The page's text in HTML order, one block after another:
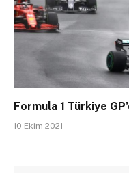
Formula 1 Türkiye
10 Ekim 2021